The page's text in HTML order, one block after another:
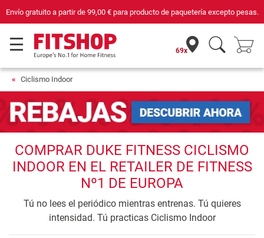
Envío gratuito a partir de 99,00 €para producto de paquetería excepto pesas.
69x
Ciclismo Indoor
COMPRAR DUKE FITNESS CICLISMO
INDOOR EN EL RETAILER DE FITNESS
Nº1 DE EUROPA
Tú no lees el periódico mientras entrenas. Tú quieres
intensidad. Tú practicas Ciclismo Indoor